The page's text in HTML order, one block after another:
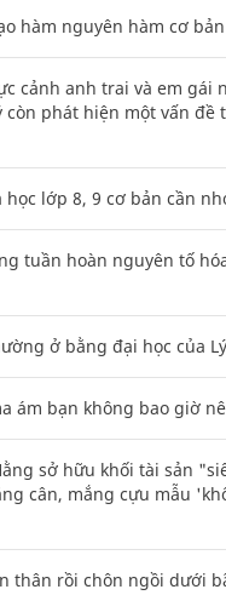
hàm nguyên hàm cơ
cảnh anh trai và em gái
phát hiện một vấn đề
học lớp 8, 9 cơ bản cần
tuần hoàn nguyên tố
ở bằng đại học của
ám bạn không bao giờ
sở hữu khối tài sản
cân, mắng cựu mẫu
thân rồi chôn ngồi dưới